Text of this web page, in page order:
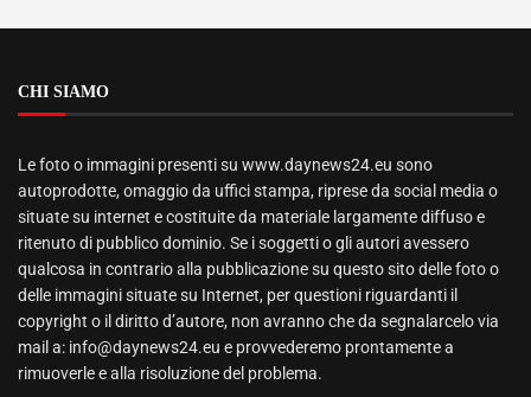
CHI SIAMO
Le foto o immagini presenti su www.daynews24.eu sono
autoprodotte, omaggio da uffici stampa, riprese da social media o
situate su internet e costituite da materiale largamente diffuso e
ritenuto di pubblico dominio. Se i soggetti o gli autori avessero
qualcosa in contrario alla pubblicazione su questo sito delle foto o
delle immagini situate su Internet, per questioni riguardanti il
copyright o il diritto d’autore, non avranno che da segnalarcelo via
mail a: info@daynews24.eu e provvederemo prontamente a
rimuoverle e alla risoluzione del problema.